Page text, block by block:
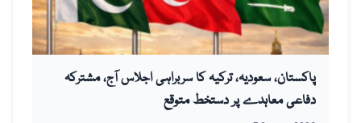
پاکستان، سعودیہ، ترکیہ کا سربراہی اجلاس آج، مشترکہ
دفاعی معاہدے پر دستخط متوقع